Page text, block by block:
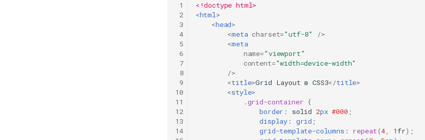
1
2
3
4
5
6
7
8
9
10
11
12
13
14
<!doctype html>
<html>
<head>
<meta charset="utf-8"
/>
<meta
name="viewport"
content="width=device-width"
/>
<title>Grid Layout в CSS3</title>
<style>
.grid-container {
border : solid 2px #000 ;
display : grid ;
grid-template-columns : repeat(4, 1fr);